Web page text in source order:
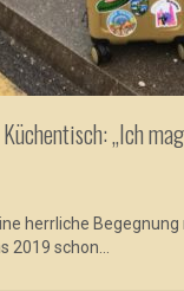
„Ich
herrliche
2019 schon...